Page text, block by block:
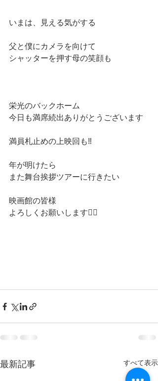
いまは、見える気がする
父と僕にカメラを向けて
シャッターを押す母の笑顔も
栄光のバックホーム
今日も満席続出ありがとうございます
満員札止めの上映回も‼️
年が明けたら
また舞台挨拶ツアーに行きたい
映画館の皆様
よろしくお願いします🙇‍♀️
最新記事 すべて表示